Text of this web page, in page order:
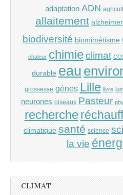
adaptation ADN
allaitement alzheimer
biodiversité biomimétisme
chaleur chimieclimat
durable eau
grossesse gènes Lille livre
neurones oiseaux Pasteur
recherche
climatique santé science
la vie
CLIMAT